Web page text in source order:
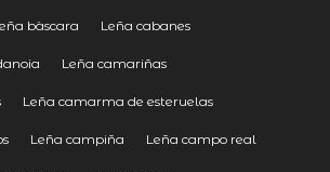
bàscara Leña cabanes
Leña camariñas
Leña camarma de esteruelas
Leña campiña Leña campo real